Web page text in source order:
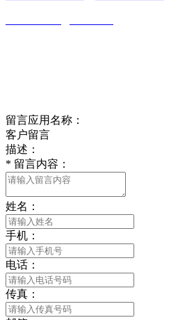
留言应用名称：
客户留言
描述：
* 留言内容：
姓名：
手机：
电话：
传真：